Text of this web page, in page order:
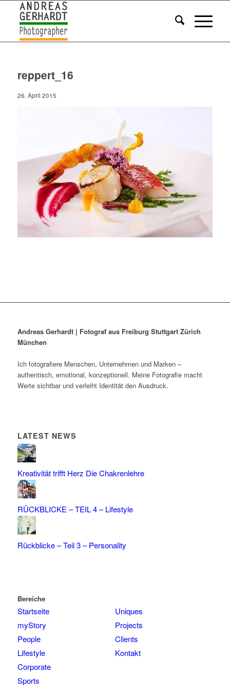
reppert_16
26. April 2015
Andreas Gerhardt | Fotograf aus Freiburg Stuttgart Zürich
München
Ich fotografiere Menschen, Unternehmen und Marken –
authentisch, emotional, konzeptionell. Meine Fotografie macht
Werte sichtbar und verleiht Identität den Ausdruck.
LATEST NEWS
Kreativität trifft Herz Die Chakrenlehre
RÜCKBLICKE – TEIL 4 – Lifestyle
Rückblicke – Teil 3 – Personality
Bereiche
Startseite
myStory
People
Lifestyle
Corporate
Sports
Uniques
Projects
Clients
Kontakt